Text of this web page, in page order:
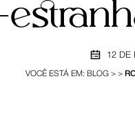
12 DE
VOCÊ ESTÁ EM: BLOG> >